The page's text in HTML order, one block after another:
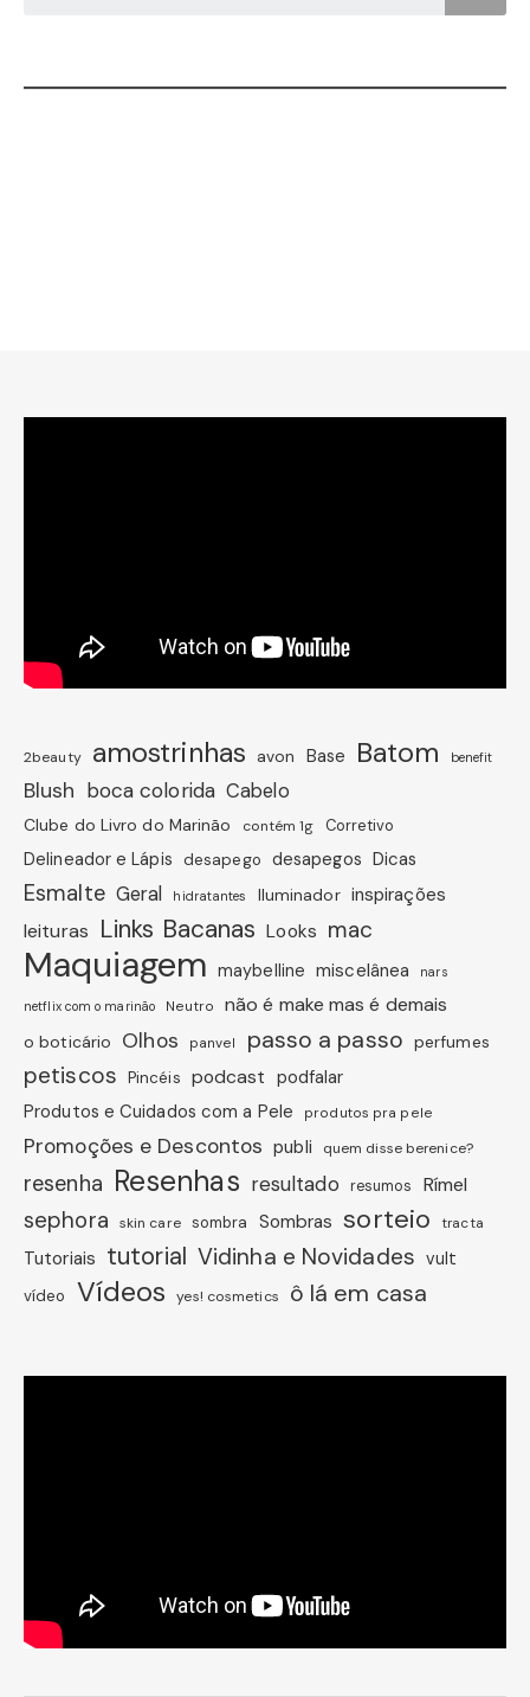
2beauty amostrinhas avon Base Batom benefit
Blush boca colorida Cabelo
Clube do Livro do Marinão contém 1g Corretivo
Delineador e Lápis desapego desapegos Dicas
Esmalte Geral hidratantes Iluminador inspirações
leituras Links Bacanas Looks mac
Maquiagem maybelline miscelânea nars
netflix com o marinão Neutro não é make mas é demais
o boticário Olhos panvel passo a passo perfumes
petiscos Pincéis podcast podfalar
Produtos e Cuidados com a Pele
produtos pra pele
Promoções e Descontos publi quem disse berenice?
resenha Resenhas resultado resumos Rímel
sephora skin care sombra Sombras sorteio tracta
Tutoriais tutorial Vidinha e Novidades vult
vídeo Vídeos yes! cosmetics ô lá em casa